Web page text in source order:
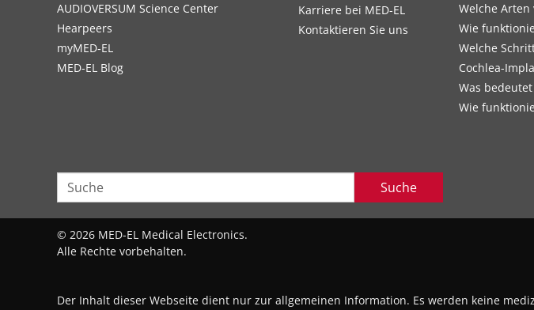
Welche
Wie
Welche
Cochlea-
Was
Wie
AUDIOVERSUM Science Center
Hearpeers
myMED‑EL
MED-EL Blog
Karriere bei MED-EL
Kontaktieren Sie uns
Suche
© 2026 MED-EL Medical Electronics.
Alle Rechte vorbehalten.
Der Inhalt dieser Webseite dient nur zur allgemeinen Information. Es werden keine